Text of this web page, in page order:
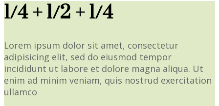
1/4 + 1/2 + 1/4
Lorem ipsum dolor sit amet, consectetur
adipisicing elit, sed do eiusmod tempor
incididunt ut labore et dolore magna aliqua. Ut
enim ad minim veniam, quis nostrud exercitation
ullamco